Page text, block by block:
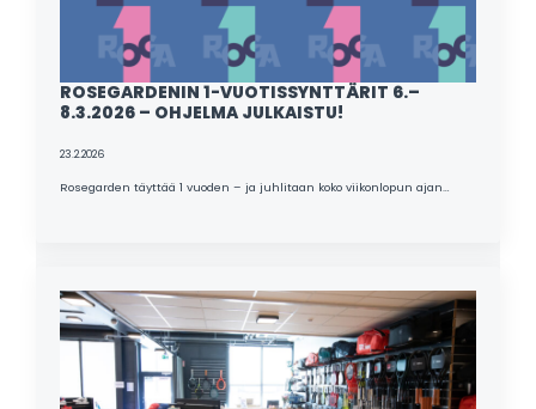
ROSEGARDENIN 1-VUOTISSYNTTÄRIT 6.–
8.3.2026 – OHJELMA JULKAISTU!
23.2.2026
Rosegarden täyttää 1 vuoden – ja juhlitaan koko viikonlopun ajan…